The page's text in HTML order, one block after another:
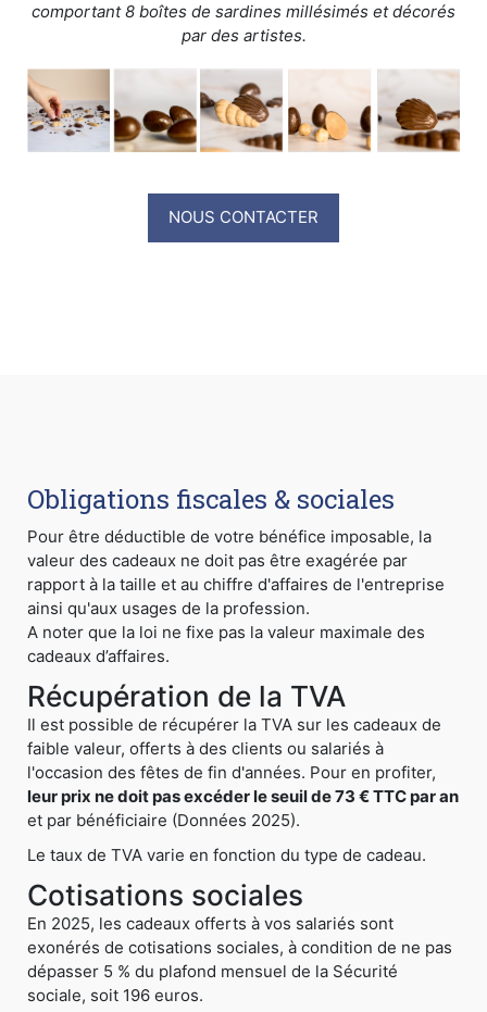
comportant 8 boîtes de sardines millésimés et décorés
par des artistes.
NOUS CONTACTER
Obligations fiscales & sociales
Pour être déductible de votre bénéfice imposable, la
valeur des cadeaux ne doit pas être exagérée par
rapport à la taille et au chiffre d'affaires de l'entreprise
ainsi qu'aux usages de la profession.
A noter que la loi ne fixe pas la valeur maximale des
cadeaux d’affaires.
Récupération de la TVA
Il est possible de récupérer la TVA sur les cadeaux de
faible valeur, offerts à des clients ou salariés à
l'occasion des fêtes de fin d'années. Pour en profiter,
leur prix ne doit pas excéder le seuil de 73 € TTC par an
et par bénéficiaire (Données 2025).
Le taux de TVA varie en fonction du type de cadeau.
Cotisations sociales
En 2025, les cadeaux offerts à vos salariés sont
exonérés de cotisations sociales, à condition de ne pas
dépasser 5 % du plafond mensuel de la Sécurité
sociale, soit 196 euros.